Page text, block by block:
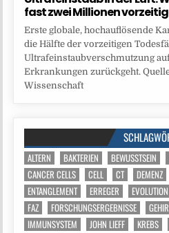
fast zwei Millionen
Erste globale, hochauflösende
die Hälfte der vorzeitigen
Ultrafeinstaubverschmutzung
Erkrankungen zurückgeht.
Wissenschaft
ALTERN BAKTERIEN BEWUSSTSEIN
CANCER CELLS
CELL CT DEMENZ
ENTANGLEMENT
ERREGER EVOLUTION
FAZ
FORSCHUNGSERGEBNISSE
IMMUNSYSTEM
JOHN LIEFF KREBS